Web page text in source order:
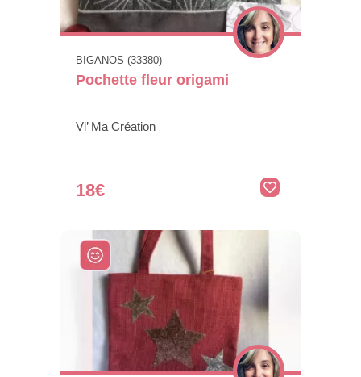
BIGANOS (33380)
Pochette fleur origami
Vi’ Ma Création
18€